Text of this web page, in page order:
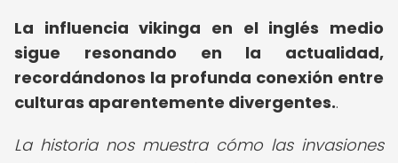
La influencia vikinga en el inglés medio
sigue resonando en la actualidad,
recordándonos la profunda conexión entre
culturas aparentemente divergentes..
La historia nos muestra cómo las invasiones